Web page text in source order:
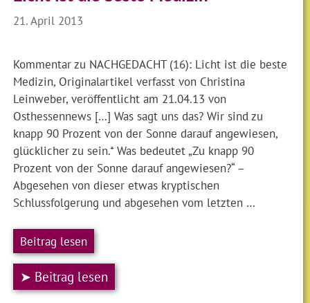
21. April 2013
Kommentar zu NACHGEDACHT (16): Licht ist die beste
Medizin, Originalartikel verfasst von Christina
Leinweber, veröffentlicht am 21.04.13 von
Osthessennews […] Was sagt uns das? Wir sind zu
knapp 90 Prozent von der Sonne darauf angewiesen,
glücklicher zu sein.* Was bedeutet „Zu knapp 90
Prozent von der Sonne darauf angewiesen?“ –
Abgesehen von dieser etwas kryptischen
Schlussfolgerung und abgesehen vom letzten …
Beitrag lesen
➤ Beitrag lesen